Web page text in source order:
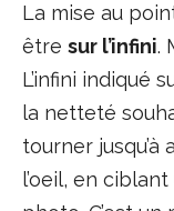
La mise au
être sur l’infini.
L’infini indiqué
la netteté
tourner jusqu’à
l’oeil, en